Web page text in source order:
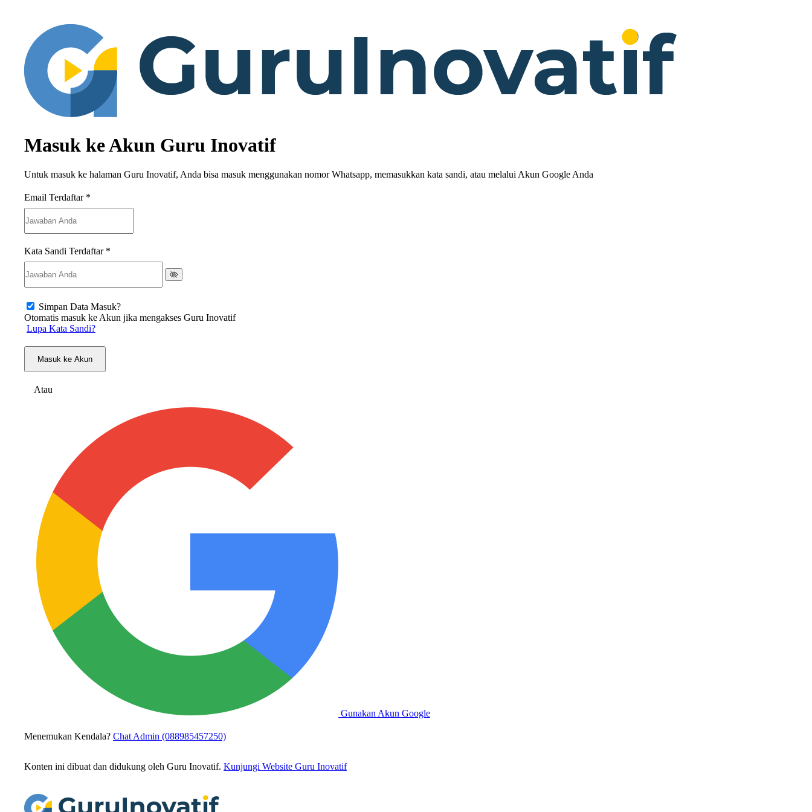
Masuk ke Akun Guru Inovatif
Untuk masuk ke halaman Guru Inovatif, Anda bisa masuk menggunakan nomor Whatsapp, memasukkan kata sandi, atau melalui Akun Google Anda
Email Terdaftar *
Kata Sandi Terdaftar *
Simpan Data Masuk?
Otomatis masuk ke Akun jika mengakses Guru Inovatif
Lupa Kata Sandi?
Masuk ke Akun
Atau
Gunakan Akun Google
Menemukan Kendala? Chat Admin (088985457250)
Konten ini dibuat dan didukung oleh Guru Inovatif. Kunjungi Website Guru Inovatif